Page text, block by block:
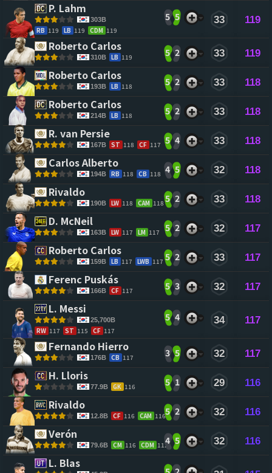
P. Lahm
303B
RB 119 LB 119 CDM 119
5 5 33 119
Roberto Carlos
310B LB 119 5 2 33 119
Roberto Carlos
193B LB 118 5 2 33 118
Roberto Carlos
214B LB 118 5 2 33 118
R. van Persie
167B ST 118 CF 117 5 4 33 118
Carlos Alberto
194B RB 118 CB 118 4 5 32 118
Rivaldo
190B LW 118 CAM 118 5 2 33 118
D. McNeil
163B LW 117 LM 117 5 2 32 117
Roberto Carlos
159B LB 117 LWB 117 5 2 33 117
Ferenc Puskás
166B CF 117 5 3 32 117
L. Messi
25,700B
RW 117 ST 115 CF 117
5 4 34 117
Fernando Hierro
176B CB 117 3 5 32 117
H. Lloris
77.9B GK 116 5 1 29 116
Rivaldo
12.8B CF 116 CAM 1165 2 32 116
Verón
79.6B CM 116 CDM 1124 5 32 116
L. Blas